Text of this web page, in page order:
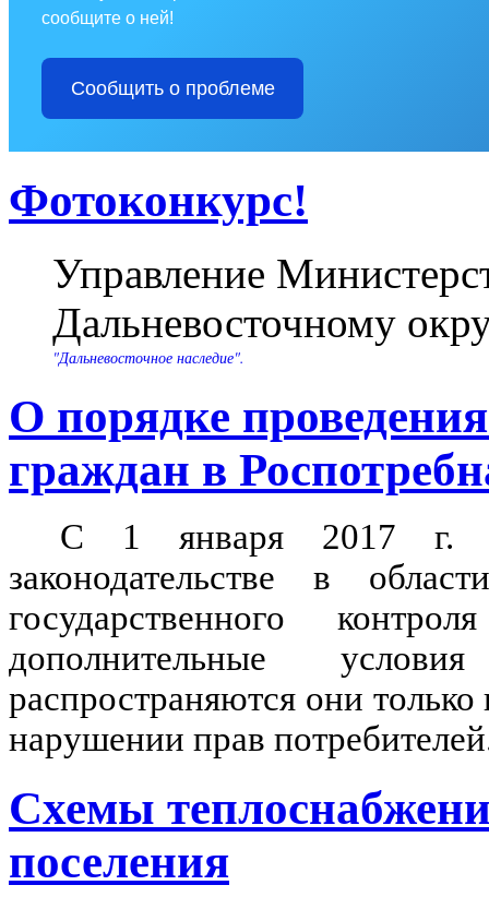
сообщите о ней!
Сообщить о проблеме
Фотоконкурс!
Управление
Дальневосточному
"Дальневосточное наследие".
О порядке
граждан в
С 1 января 2017 г.
законодательстве в
государственного
дополнительные
распространяются они
нарушении прав
Схемы
поселения